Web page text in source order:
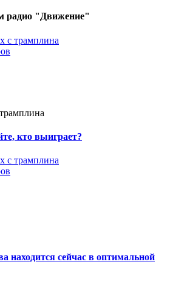
радио "Движение"
с трамплина
кто выиграет?
с трамплина
находится сейчас в оптимальной